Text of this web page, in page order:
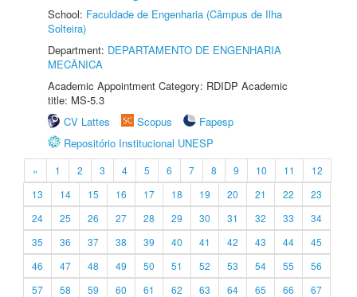
School: Faculdade de Engenharia (Câmpus de Ilha
Solteira)
Department: DEPARTAMENTO DE ENGENHARIA
MECÂNICA
Academic Appointment Category: RDIDP Academic
title: MS-5.3
CV Lattes
Scopus
Fapesp
Repositório Institucional UNESP
« 1 2 3 4 5 6 7 8 9 10 11
12
13
14 15 16 17 18 19 20 21 22
23
24
25 26 27 28 29 30 31 32 33
34
35
36 37 38 39 40 41 42 43 44
45
46
47 48 49 50 51 52 53 54 55
56
57
58 59 60 61 62 63 64 65 66
67